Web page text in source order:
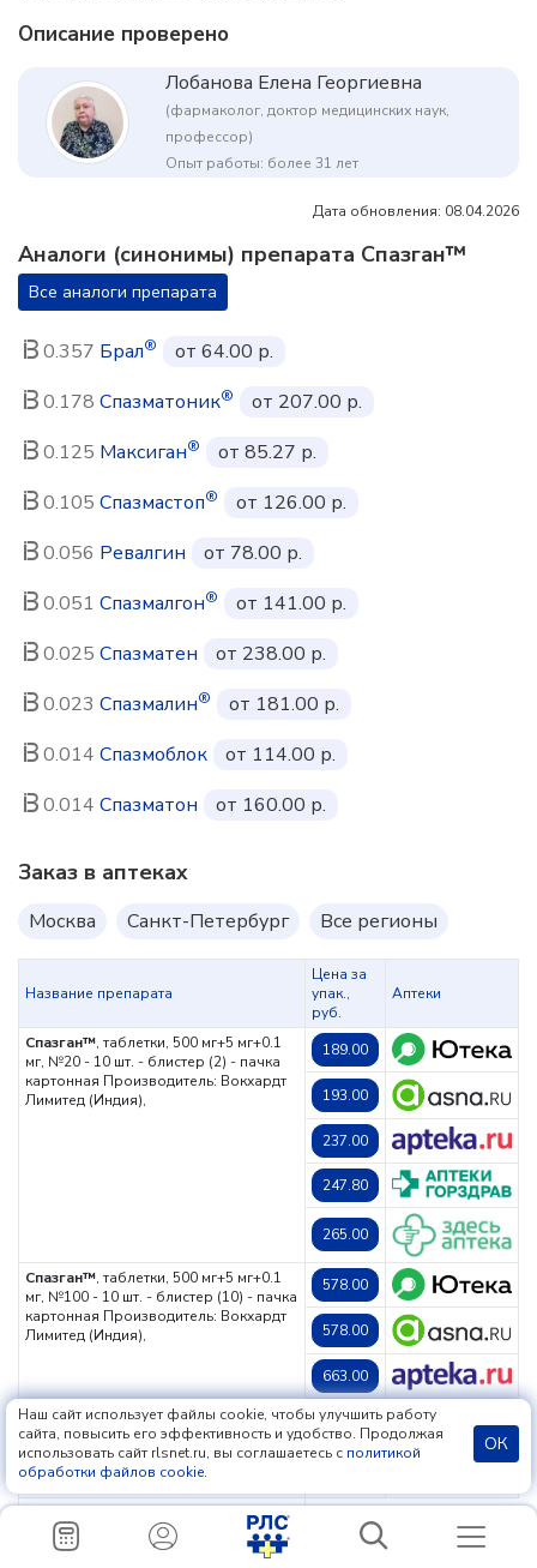
Описание проверено
Лобанова Елена Георгиевна
(фармаколог, доктор медицинских наук,
профессор)
Опыт работы: более 31 лет
Дата обновления: 08.04.2026
Аналоги (синонимы) препарата Спазган™
Все аналоги препарата
0.357 Брал®
от 64.00 р.
0.178 Спазматоник®
от 207.00 р.
0.125 Максиган®
от 85.27 р.
0.105 Спазмастоп®
от 126.00 р.
0.056 Ревалгин
от 78.00 р.
0.051 Спазмалгон®
от 141.00 р.
0.025 Спазматен
от 238.00 р.
0.023 Спазмалин®
от 181.00 р.
0.014 Спазмоблок
от 114.00 р.
0.014 Спазматон от 160.00 р.
Заказ в аптеках
Москва Санкт-Петербург Все регионы
Название препарата
Цена за
упак.,
руб.
Аптеки
Спазган™, таблетки, 500 мг+5 мг+0.1
мг, №20 - 10 шт. - блистер (2) - пачка
картонная Производитель: Вокхардт
Лимитед (Индия),
189.00
193.00
237.00
247.80
265.00
Спазган™, таблетки, 500 мг+5 мг+0.1
мг, №100 - 10 шт. - блистер (10) - пачка
картонная Производитель: Вокхардт
Лимитед (Индия),
578.00
578.00
663.00
663.00
, таблетки, №100 - 10 шт. -
упаковка контурная ячейковая (10) -
коробка (коробочка)
Производитель:
Наш сайт использует файлы cookie, чтобы улучшить работу
сайта, повысить его эффективность и удобство. Продолжая
использовать сайт rlsnet.ru, вы соглашаетесь с политикой
обработки файлов cookie.
ОК